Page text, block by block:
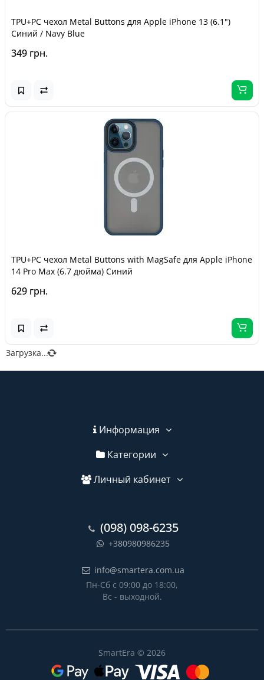
TPU+PC чехол Metal Buttons для Apple iPhone 13 (6.1")
Синий / Navy Blue
349 грн.
TPU+PC чехол Metal Buttons with MagSafe для Apple iPhone
14 Pro Max (6.7 дюйма) Синий
629 грн.
Загрузка...
Информация
Категории
Личный кабинет
(098) 098-6235
+380980986235
info@smartera.com.ua
Пн-Сб с 09:00 до 18:00,
Вс - выходной.
SmartEra © 2026